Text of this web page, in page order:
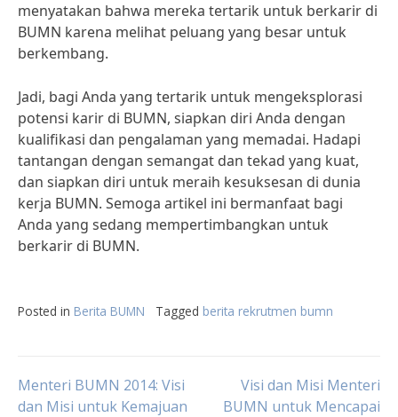
menyatakan bahwa mereka tertarik untuk berkarir di
BUMN karena melihat peluang yang besar untuk
berkembang.
Jadi, bagi Anda yang tertarik untuk mengeksplorasi
potensi karir di BUMN, siapkan diri Anda dengan
kualifikasi dan pengalaman yang memadai. Hadapi
tantangan dengan semangat dan tekad yang kuat,
dan siapkan diri untuk meraih kesuksesan di dunia
kerja BUMN. Semoga artikel ini bermanfaat bagi
Anda yang sedang mempertimbangkan untuk
berkarir di BUMN.
Posted in Berita BUMN Tagged berita rekrutmen bumn
Post
Menteri BUMN 2014: Visi
dan Misi untuk Kemajuan
Visi dan Misi Menteri
BUMN untuk Mencapai